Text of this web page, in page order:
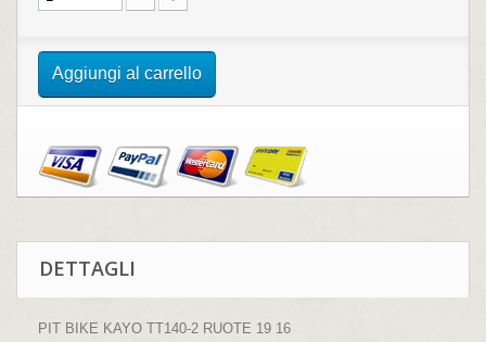
Aggiungi al carrello
DETTAGLI
PIT BIKE KAYO TT140-2 RUOTE 19 16